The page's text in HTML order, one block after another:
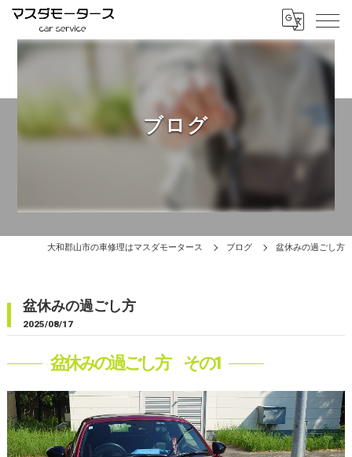
ブログ
大和郡山市の車修理はマスダモータース ブログ 盆休みの過ごし方
盆休みの過ごし方
2025/08/17
盆休みの過ごし方 その1